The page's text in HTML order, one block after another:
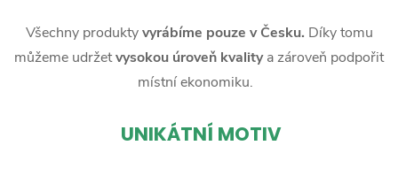
Všechny produktyvyrábíme pouze v Česku. Díky tomu
můžeme udržetvysokou úroveň kvalitya zároveň podpořit
místní ekonomiku.
UNIKÁTNÍ MOTIV